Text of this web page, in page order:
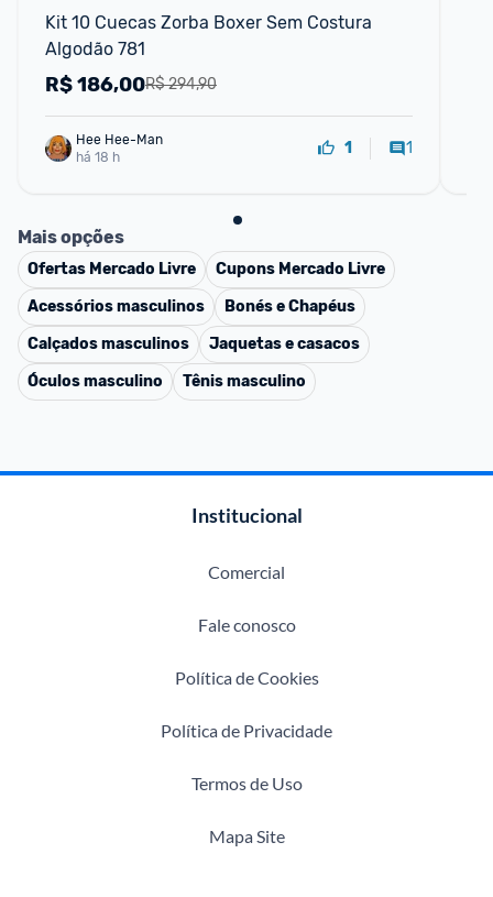
Kit 10 Cuecas Zorba Boxer Sem Costura
Algodão 781
R$ 294,90
R$186,00
Hee Hee-Man
há 18 h
1 1
Mais opções
Ofertas Mercado Livre Cupons Mercado Livre
Acessórios masculinos
Bonés e Chapéus
Calçados masculinos
Jaquetas e casacos
Óculos masculino
Tênis masculino
Institucional
Comercial
Fale conosco
Política de Cookies
Política de Privacidade
Termos de Uso
Mapa Site